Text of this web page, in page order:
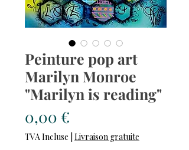
Peinture pop art
Marilyn Monroe
"Marilyn is reading"
0,00 €
TVA Incluse Livraison gratuite